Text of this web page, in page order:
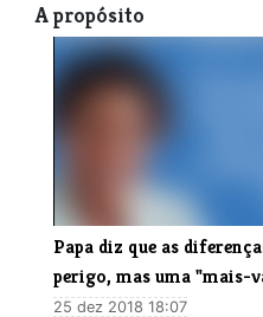
A propósito
Papa diz que as
perigo, mas uma "mais-
25 dez 2018 18:07